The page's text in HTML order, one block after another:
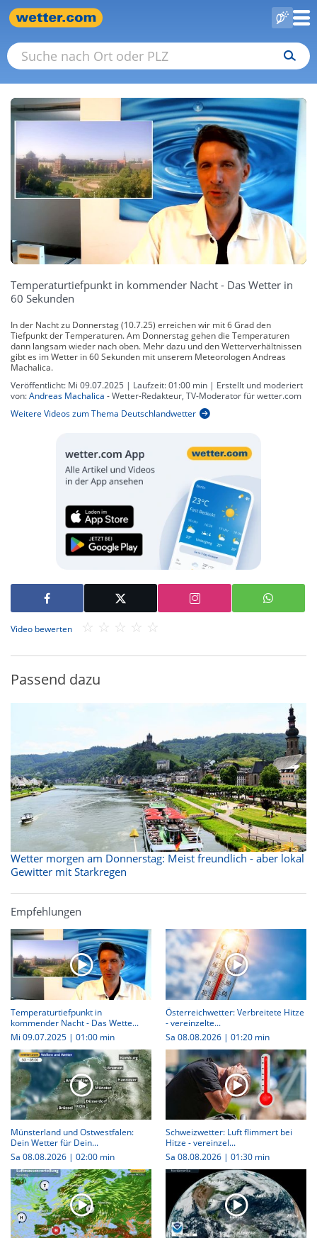
Temperaturtiefpunkt in kommender Nacht - Das Wetter in
60 Sekunden
In der Nacht zu Donnerstag (10.7.25) erreichen wir mit 6 Grad den
Tiefpunkt der Temperaturen. Am Donnerstag gehen die Temperaturen
dann langsam wieder nach oben. Mehr dazu und den Wetterverhältnissen
gibt es im Wetter in 60 Sekunden mit unserem Meteorologen Andreas
Machalica.
Veröffentlicht: Mi 09.07.2025 | Laufzeit:01:00 min | Erstellt und moderiert
von:Andreas Machalica - Wetter-Redakteur, TV-Moderator für wetter.com
Weitere Videos zum Thema Deutschlandwetter
Video bewerten
Passend dazu
Wetter morgen am Donnerstag: Meist freundlich - aber lokal
Gewitter mit Starkregen
Empfehlungen
Temperaturtiefpunkt in
kommender Nacht - Das Wette...
Mi 09.07.2025 | 01:00 min
Österreichwetter: Verbreitete Hitze
- vereinzelte...
Sa 08.08.2026 | 01:20 min
Münsterland und Ostwestfalen:
Dein Wetter für Dein...
Sa 08.08.2026 | 02:00 min
Schweizwetter: Luft flimmert bei
Hitze - vereinzel...
Sa 08.08.2026 | 01:30 min